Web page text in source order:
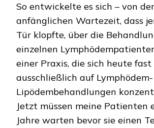
So entwickelte es sich – von der
anfänglichen Wartezeit, dass
Tür klopfte, über die
einzelnen
einer Praxis, die sich heute fast
ausschließlich auf
Lipödembehandlungen
Jetzt müssen meine Patienten
Jahre warten bevor sie einen